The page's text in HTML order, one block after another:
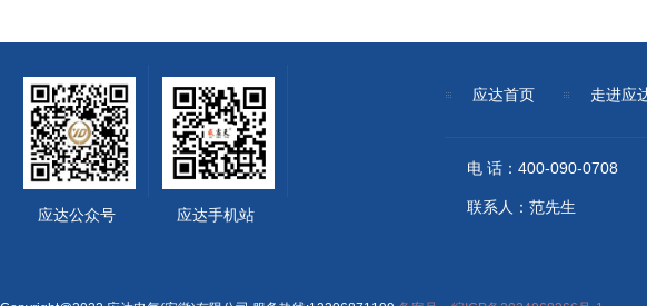
应达公众号 应达手机站
应达首页 走进应
电 话：400-090-0708
联系人：范先生